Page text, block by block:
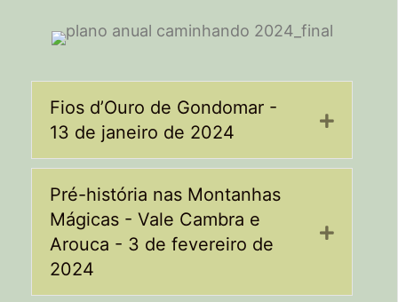
Fios d’Ouro de Gondomar -
13 de janeiro de 2024
Expand
Pré-história nas Montanhas
Mágicas - Vale Cambra e
Arouca - 3 de fevereiro de
2024
Expand